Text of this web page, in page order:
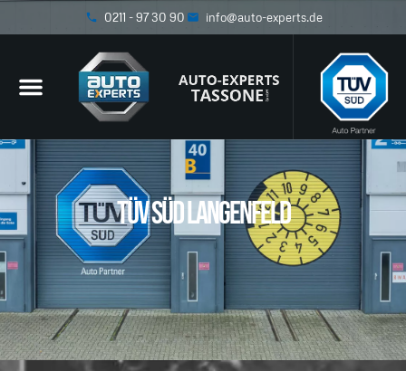
0211 - 97 30 90 info@auto-experts.de
TÜV SÜD Langenfeld